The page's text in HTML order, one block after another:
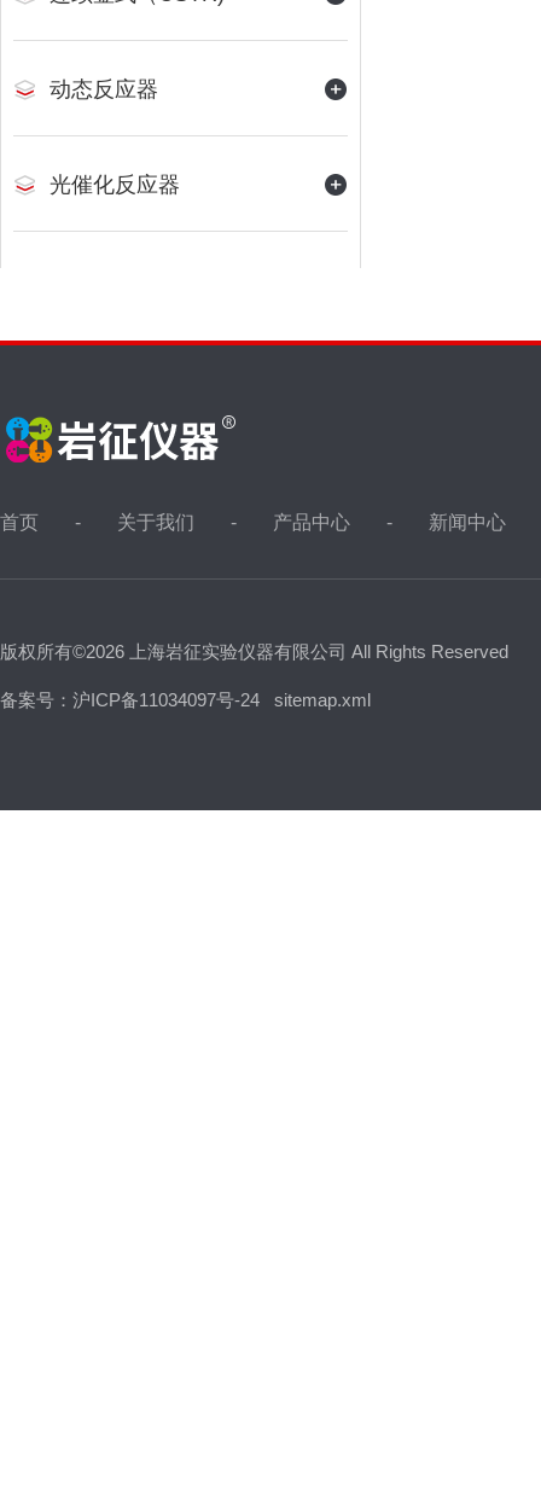
动态反应器
光催化反应器
首页 关于我们 产品中心 新闻中心
版权所有©2026 上海岩征实验仪器有限公司 All Rights Reserved
备案号：沪ICP备11034097号-24 sitemap.xml